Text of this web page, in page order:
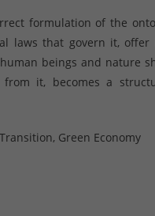
formulation of the
laws that govern it,
beings and nature
it, becomes a
Green Economy